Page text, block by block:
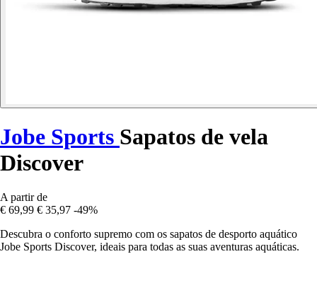
Jobe Sports Sapatos de vela
Discover
A partir de
€ 69,99 € 35,97 -49%
Descubra o conforto supremo com os sapatos de desporto aquático
Jobe Sports Discover, ideais para todas as suas aventuras aquáticas.